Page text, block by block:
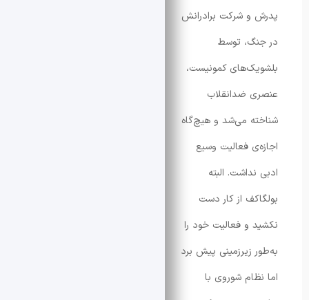
شرکت برادرانش
توسط
کمونیست،
ضدانقلاب
می‌شد و هیچ‌گاه
فعالیت وسیع
البته
از کار دست
و فعالیت خود را
زیرزمینی پیش برد
شوروی با